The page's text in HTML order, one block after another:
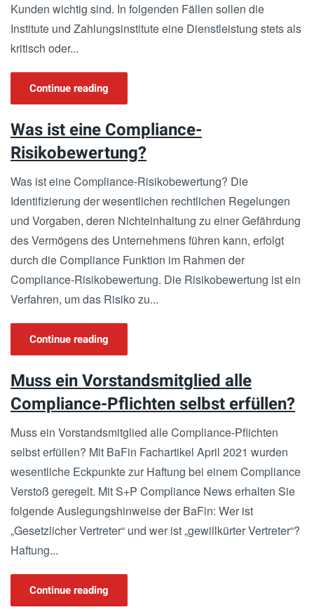
Kunden wichtig sind. In folgenden Fällen sollen die
Institute und Zahlungsinstitute eine Dienstleistung stets als
kritisch oder...
Continue reading
Was ist eine Compliance-
Risikobewertung?
Was ist eine Compliance-Risikobewertung? Die
Identifizierung der wesentlichen rechtlichen Regelungen
und Vorgaben, deren Nichteinhaltung zu einer Gefährdung
des Vermögens des Unternehmens führen kann, erfolgt
durch die Compliance Funktion im Rahmen der
Compliance-Risikobewertung. Die Risikobewertung ist ein
Verfahren, um das Risiko zu...
Continue reading
Muss ein Vorstandsmitglied alle
Compliance-Pflichten selbst erfüllen?
Muss ein Vorstandsmitglied alle Compliance-Pflichten
selbst erfüllen? Mit BaFin Fachartikel April 2021 wurden
wesentliche Eckpunkte zur Haftung bei einem Compliance
Verstoß geregelt. Mit S+P Compliance News erhalten Sie
folgende Auslegungshinweise der BaFin: Wer ist
„Gesetzlicher Vertreter“ und wer ist „gewillkürter Vertreter“?
Haftung...
Continue reading